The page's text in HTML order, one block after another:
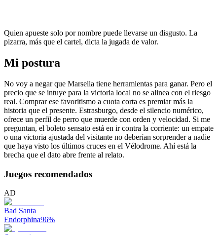
Quien apueste solo por nombre puede llevarse un disgusto. La
pizarra, más que el cartel, dicta la jugada de valor.
Mi postura
No voy a negar que Marsella tiene herramientas para ganar. Pero el
precio que se intuye para la victoria local no se alinea con el riesgo
real. Comprar ese favoritismo a cuota corta es premiar más la
historia que el presente. Estrasburgo, desde el silencio numérico,
ofrece un perfil de perro que muerde con orden y velocidad. Si me
preguntan, el boleto sensato está en ir contra la corriente: un empate
o una victoria ajustada del visitante no deberían sorprender a nadie
que haya visto los últimos cruces en el Vélodrome. Ahí está la
brecha que el dato abre frente al relato.
Juegos recomendados
AD
Bad Santa
Endorphina96%